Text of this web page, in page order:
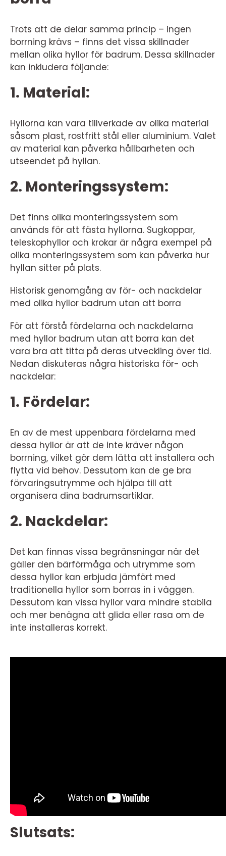
Trots att de delar samma princip – ingen
borrning krävs – finns det vissa skillnader
mellan olika hyllor för badrum. Dessa skillnader
kan inkludera följande:
1. Material:
Hyllorna kan vara tillverkade av olika material
såsom plast, rostfritt stål eller aluminium. Valet
av material kan påverka hållbarheten och
utseendet på hyllan.
2. Monteringssystem:
Det finns olika monteringssystem som
används för att fästa hyllorna. Sugkoppar,
teleskophyllor och krokar är några exempel på
olika monteringssystem som kan påverka hur
hyllan sitter på plats.
Historisk genomgång av för- och nackdelar
med olika hyllor badrum utan att borra
För att förstå fördelarna och nackdelarna
med hyllor badrum utan att borra kan det
vara bra att titta på deras utveckling över tid.
Nedan diskuteras några historiska för- och
nackdelar:
1. Fördelar:
En av de mest uppenbara fördelarna med
dessa hyllor är att de inte kräver någon
borrning, vilket gör dem lätta att installera och
flytta vid behov. Dessutom kan de ge bra
förvaringsutrymme och hjälpa till att
organisera dina badrumsartiklar.
2. Nackdelar:
Det kan finnas vissa begränsningar när det
gäller den bärförmåga och utrymme som
dessa hyllor kan erbjuda jämfört med
traditionella hyllor som borras in i väggen.
Dessutom kan vissa hyllor vara mindre stabila
och mer benägna att glida eller rasa om de
inte installeras korrekt.
Slutsats: